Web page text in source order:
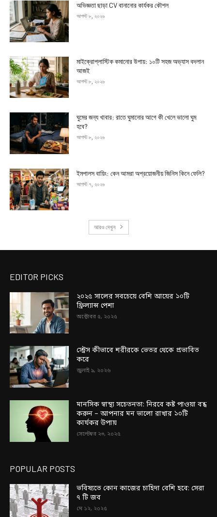
অভিজ্ঞতা ছাড়া CV বানানোর কার্যকর কৌশল
আগস্ট ৮, ২০২৬
মাইক্রোপ্লাস্টিক কমানোর উপায়: ১০টি সহজ অভ্যাস বদলান
আজই
আগস্ট ৮, ২০২৬
ঘুমের জন্য খাবার: রাতে ঘুমানোর আগে কী খেলে ভালো ঘুম
হবে?
আগস্ট ৮, ২০২৬
ইমপালস বায়িং: কেন আমরা অপ্রয়োজনীয় জিনিস কিনে ফেলি?
আগস্ট ৭, ২০২৬
আরও দেখুন
EDITOR PICKS
২০২৫ সালের সবচেয়ে বেশি আয়ের ১০টি
ফ্রিল্যান্স পেশা
অক্টোবর ৫, ২০২৫
স্ট্রেস কীভাবে শরীরকে ভেতর থেকে প্রভাবিত
করে
জুলাই ৯, ২০২৬
মানসিক স্বাস্থ্য সচেতনতা: নিরবে কষ্ট পাওয়া বন্ধ
করুন – আপনার মন ভালো রাখার ১০টি
কার্যকর উপায়
সেপ্টেম্বর ২৩, ২০২৫
POPULAR POSTS
ভবিষ্যতে কোন কাজের চাহিদা বেশি হবে: সেরা
৭ টি জব
মে ১২, ২০২৫